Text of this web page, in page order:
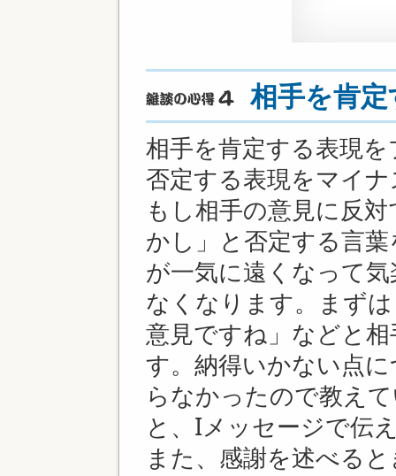
相手を肯
相手を肯定する表現
否定する表現をマイ
もし相手の意見に反
かし」と否定する言
が一気に遠くなって
なくなります。まず
意見ですね」などと
す。納得いかない点
らなかったので教え
と、Iメッセージで伝
また、感謝を述べる